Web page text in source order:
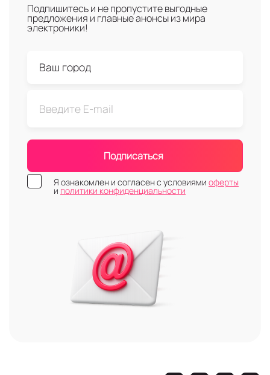
Подпишитесь и не пропустите выгодные
предложения и главные анонсы из мира
электроники!
Подписаться
Я ознакомлен и согласен с условиями оферты
и политики конфиденциальности